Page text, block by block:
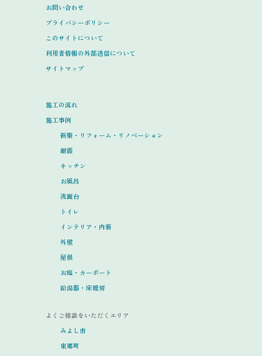
お問い合わせ
プライバシーポリシー
このサイトについて
利用者情報の外部送信について
サイトマップ
施工の流れ
施工事例
新築・リフォーム・リノベーション
耐震
キッチン
お風呂
洗面台
トイレ
インテリア・内装
外壁
屋根
お庭・カーポート
給湯器・床暖房
よくご相談をいただくエリア
みよし市
東郷町